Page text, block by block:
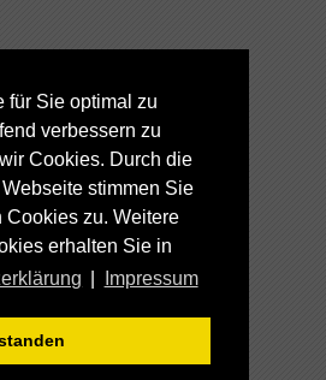
für Sie optimal zu
verbessern zu
Cookies. Durch die
stimmen Sie
Cookies zu. Weitere
erhalten Sie in
Impressum